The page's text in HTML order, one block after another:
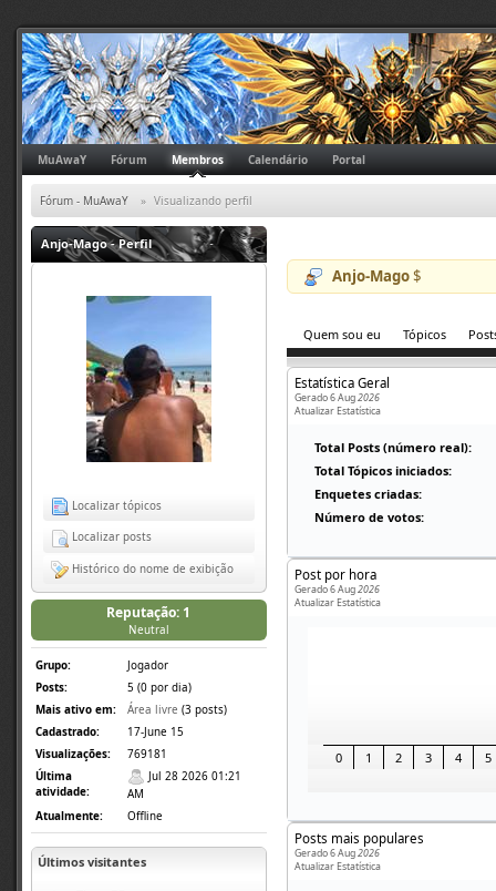
MuAwaY Fórum Membros Calendário Portal
Fórum - MuAwaY » Visualizando perfil
Anjo-Mago- Perfil
Localizar tópicos
Localizar posts
Histórico do nome de exibição
Reputação: 1
Neutral
Grupo:
Jogador
Posts:
5 (0 por dia)
Mais ativo em:
Área livre (3 posts)
Cadastrado:
17-June 15
Visualizações:
769181
Última
atividade:
Jul 28 2026 01:21
AM
Atualmente:
Offline
Últimos visitantes
Anjo-Mago$
Quem sou eu Tópicos
Estatística Geral
Gerado 6 Aug2026
Atualizar Estatística
Total Posts (número real):
Total Tópicos iniciados:
Enquetes criadas:
Número de votos:
Post por hora
Gerado 6 Aug2026
Atualizar Estatística
0 1 2 3 4 5
Posts mais populares
Gerado 6 Aug2026
Atualizar Estatística